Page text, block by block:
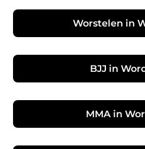
Worstelen in
BJJ in
MMA in